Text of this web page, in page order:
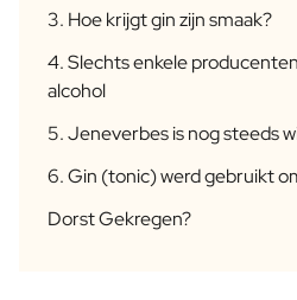
Dark 'n Stormy Pakket
2 x Spirit Fles Pakket
Premium Box 2 Mini Flesjes
Spritz & Cava Pakket
Wijnpakket met 2 Flessen
Pakket met 2 Kaarsen
3. Hoe krijgt gin zijn smaak?
4. Slechts enkele
alcohol
5. Jeneverbes is nog steeds
6. Gin (tonic) werd gebruikt
Dorst Gekregen?